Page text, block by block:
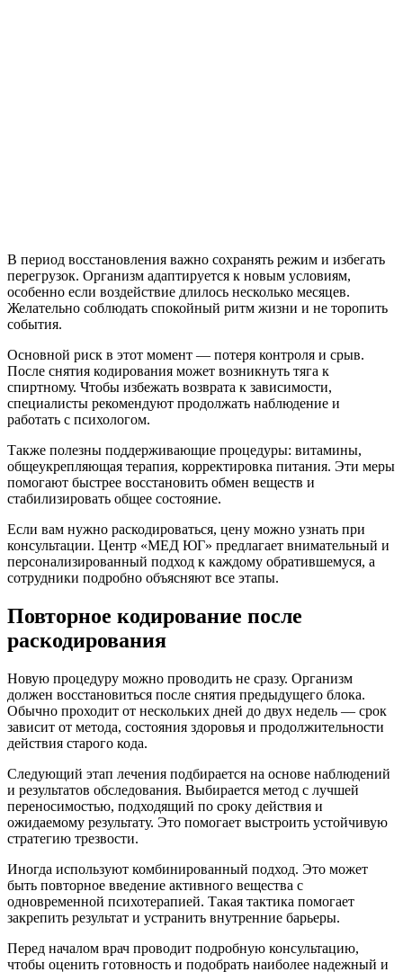
В период восстановления важно сохранять режим и избегать
перегрузок. Организм адаптируется к новым условиям,
особенно если воздействие длилось несколько месяцев.
Желательно соблюдать спокойный ритм жизни и не торопить
события.
Основной риск в этот момент — потеря контроля и срыв.
После снятия кодирования может возникнуть тяга к
спиртному. Чтобы избежать возврата к зависимости,
специалисты рекомендуют продолжать наблюдение и
работать с психологом.
Также полезны поддерживающие процедуры: витамины,
общеукрепляющая терапия, корректировка питания. Эти меры
помогают быстрее восстановить обмен веществ и
стабилизировать общее состояние.
Если вам нужно раскодироваться, цену можно узнать при
консультации. Центр «МЕД ЮГ» предлагает внимательный и
персонализированный подход к каждому обратившемуся, а
сотрудники подробно объясняют все этапы.
Повторное кодирование после
раскодирования
Новую процедуру можно проводить не сразу. Организм
должен восстановиться после снятия предыдущего блока.
Обычно проходит от нескольких дней до двух недель — срок
зависит от метода, состояния здоровья и продолжительности
действия старого кода.
Следующий этап лечения подбирается на основе наблюдений
и результатов обследования. Выбирается метод с лучшей
переносимостью, подходящий по сроку действия и
ожидаемому результату. Это помогает выстроить устойчивую
стратегию трезвости.
Иногда используют комбинированный подход. Это может
быть повторное введение активного вещества с
одновременной психотерапией. Такая тактика помогает
закрепить результат и устранить внутренние барьеры.
Перед началом врач проводит подробную консультацию,
чтобы оценить готовность и подобрать наиболее надежный и